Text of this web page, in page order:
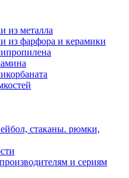
из металла
из фарфора и керамики
стаканы. рюмки,
и сериям